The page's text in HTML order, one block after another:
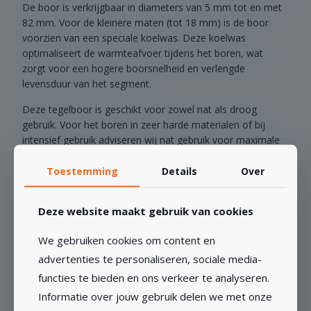
De boor is verkrijgbaar in diameters van 5 mm tot en met
82 mm. Voor de kleinere maten (tot 18 mm) is de boor
voorzien van een speciale koelwas. Deze koelwas
optimaliseert de warmteafvoer tijdens het boren, wat
zorgt voor een hogere boorsnelheid en verlengde
levensduur van het segment.
Deze tegelboor is geschikt voor zowel nat als droog
gebruik. Voor het boren in zeer harde materialen of bij
intensief gebruik adviseren wij nat gebruik voor maximale
De Professional tegelboor is een betrouwbare keuze voor
regelmatig werken met keramische, porseleinen of
GERELATEERDE PRODUCTEN
Toestemming Details Over
Deze website maakt gebruik van cookies
We gebruiken cookies om content en
advertenties te personaliseren, sociale media-
functies te bieden en ons verkeer te analyseren.
Informatie over jouw gebruik delen we met onze